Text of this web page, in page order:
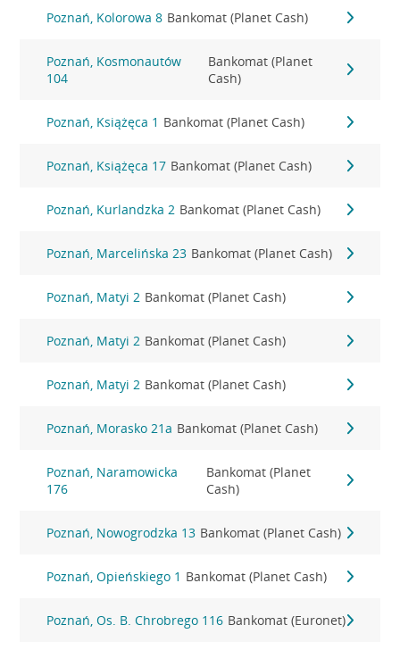
Poznań, Kolorowa 8 Bankomat (Planet Cash)
Poznań, Kosmonautów
104
Bankomat (Planet
Cash)
Poznań, Książęca 1 Bankomat (Planet Cash)
Poznań, Książęca 17 Bankomat (Planet Cash)
Poznań, Kurlandzka 2 Bankomat (Planet Cash)
Poznań, Marcelińska 23 Bankomat (Planet Cash)
Poznań, Matyi 2 Bankomat (Planet Cash)
Poznań, Matyi 2 Bankomat (Planet Cash)
Poznań, Matyi 2 Bankomat (Planet Cash)
Poznań, Morasko 21a Bankomat (Planet Cash)
Poznań, Naramowicka
176
Bankomat (Planet
Cash)
Poznań, Nowogrodzka 13 Bankomat (Planet Cash)
Poznań, Opieńskiego 1 Bankomat (Planet Cash)
Poznań, Os. B. Chrobrego 116 Bankomat (Euronet)